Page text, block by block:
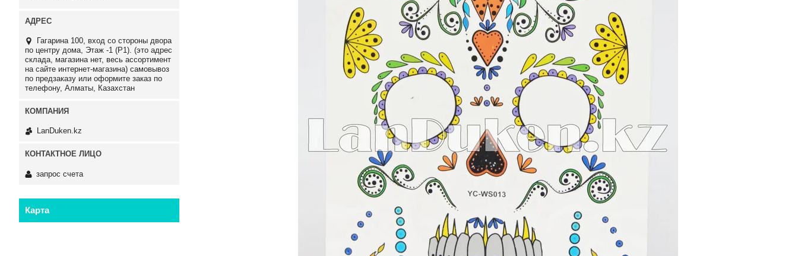
Гагарина 100, вход со стороны двора
по центру дома, Этаж -1 (P1). (это адрес
склада, магазина нет, весь ассортимент
на сайте интернет-магазина) самовывоз
по предзаказу или оформите заказ по
телефону, Алматы, Казахстан
LanDuken.kz
запрос счета
Карта